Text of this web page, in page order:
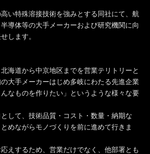
い特殊溶接技術を強みとする同社にて、航
導体等の大手メーカーおよび研究機関に向
します。
海道から中京地区までを営業テリトリーと
大手メーカーはじめ多岐にわたる先進企業
なものを作りたい」というような様々な要
として、技術品質・コスト・数量・納期な
めながらモノづくりを前に進めて行きま
応えするため、営業だけでなく、他部署とも